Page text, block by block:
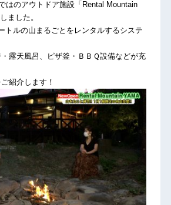
はのアウトドア施設「Rental Mountain
ました。
トルの山まるごとをレンタルするシステ
露天風呂、ピザ釜・ＢＢＱ設備などが充
紹介します！